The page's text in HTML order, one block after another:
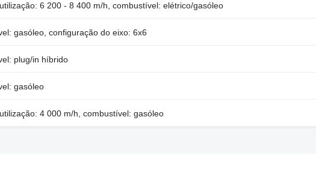
6 200 - 8 400 m/h, combustível: elétrico/gasóleo
gasóleo, configuração do eixo: 6x6
plug/in híbrido
gasóleo
4 000 m/h, combustível: gasóleo